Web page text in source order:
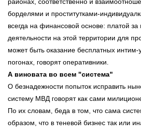
борделями и проститутками-
всегда на финансовой основе: платой
деятельности на этой территории для
может быть оказание бесплатных интим-
погонах, говорят оперативники.
А виновата во всем "система"
О безнадежности попыток исправить
систему МВД говорят как сами
По их словам, беда в том, что сама
образом, что в теневой бизнес так или